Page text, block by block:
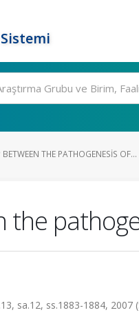
THE PATHOGENESIS OF...
the
sa.12, ss.1883-1884, 2007